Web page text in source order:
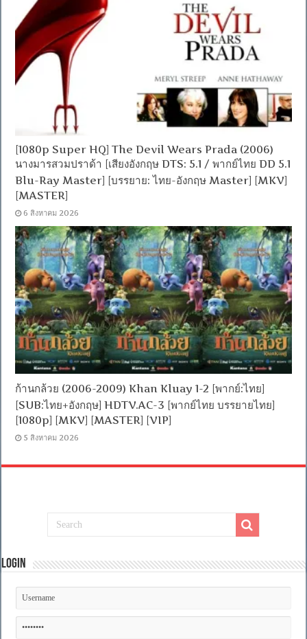
[1080p Super HQ] The Devil Wears Prada (2006)
นางมารสวมปราด้า [เสียงอังกฤษ DTS: 5.1 / พากย์ไทย DD 5.1
Blu-Ray Master] [บรรยาย: ไทย-อังกฤษ Master] [MKV]
[MASTER]
6 สิงหาคม 2026
ก้านกล้วย (2006-2009) Khan Kluay 1-2 [พากย์:ไทย]
[SUB:ไทย+อังกฤษ] HDTV.AC-3 [พากย์ไทย บรรยายไทย]
[1080p] [MKV] [MASTER] [VIP]
5 สิงหาคม 2026
Login